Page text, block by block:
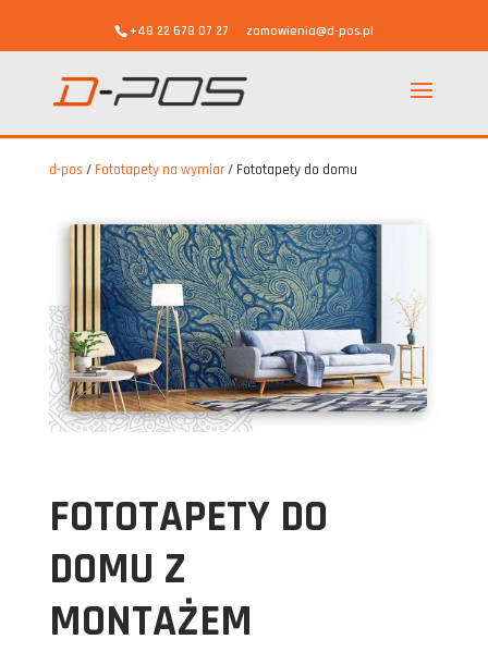
+48 22 678 07 27 zamowienia@d-pos.pl
d-pos / Fototapety na wymiar/ Fototapety do domu
FOTOTAPETY DO
DOMU Z
MONTAŻEM